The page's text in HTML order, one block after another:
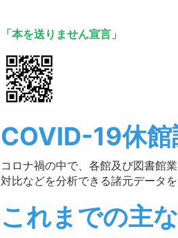
「本を送りません宣言」
COVID-19休館
コロナ禍の中で、各館及び図書館
対比などを分析できる諸元データを
これまでの主